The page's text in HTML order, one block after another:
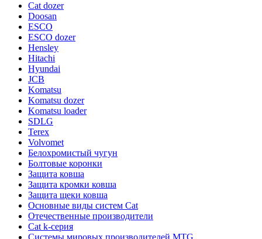
Cat dozer
Doosan
ESCO
ESCO dozer
Hensley
Hitachi
Hyundai
JCB
Komatsu
Komatsu dozer
Komatsu loader
SDLG
Terex
Volvomet
Белохромистый чугун
Болтовые коронки
Защита ковша
Защита кромки ковша
Защита щеки ковша
Основные виды систем Cat
Отечественные производители
Сat k-серия
Системы мировых производителей MTG